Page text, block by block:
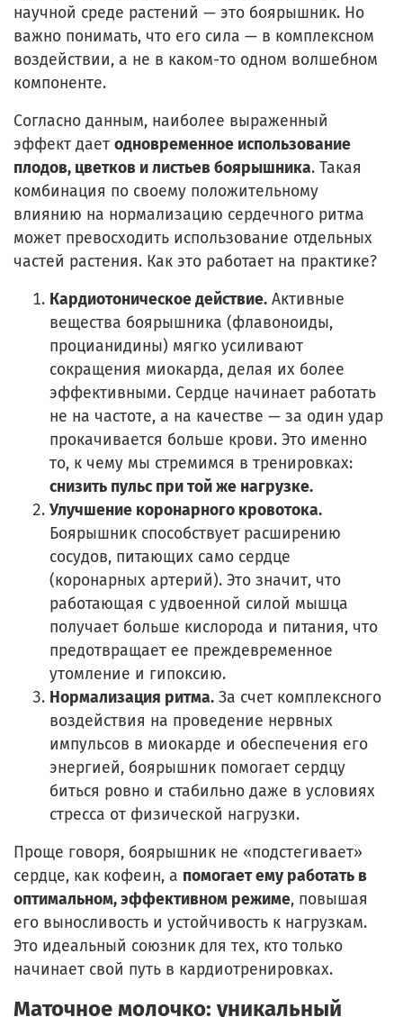
научной среде растений — это боярышник. Но
важно понимать, что его сила — в комплексном
воздействии, а не в каком-то одном волшебном
компоненте.
Согласно данным, наиболее выраженный
эффект дает одновременное использование
плодов, цветков и листьев боярышника. Такая
комбинация по своему положительному
влиянию на нормализацию сердечного ритма
может превосходить использование отдельных
частей растения. Как это работает на практике?
Кардиотоническое действие. Активные
вещества боярышника (флавоноиды,
процианидины) мягко усиливают
сокращения миокарда, делая их более
эффективными. Сердце начинает работать
не на частоте, а на качестве — за один удар
прокачивается больше крови. Это именно
то, к чему мы стремимся в тренировках:
снизить пульс при той же нагрузке.
Улучшение коронарного кровотока.
Боярышник способствует расширению
сосудов, питающих само сердце
(коронарных артерий). Это значит, что
работающая с удвоенной силой мышца
получает больше кислорода и питания, что
предотвращает ее преждевременное
утомление и гипоксию.
Нормализация ритма. За счет комплексного
воздействия на проведение нервных
импульсов в миокарде и обеспечения его
энергией, боярышник помогает сердцу
биться ровно и стабильно даже в условиях
стресса от физической нагрузки.
Проще говоря, боярышник не «подстегивает»
сердце, как кофеин, а помогает ему работать в
оптимальном, эффективном режиме, повышая
его выносливость и устойчивость к нагрузкам.
Это идеальный союзник для тех, кто только
начинает свой путь в кардиотренировках.
Маточное молочко: уникальный